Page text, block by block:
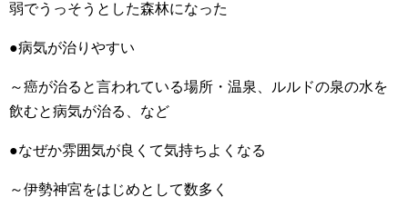
弱でうっそうとした森林になった
●病気が治りやすい
～癌が治ると言われている場所・温泉、ルルドの泉の水を
飲むと病気が治る、など
●なぜか雰囲気が良くて気持ちよくなる
～伊勢神宮をはじめとして数多く